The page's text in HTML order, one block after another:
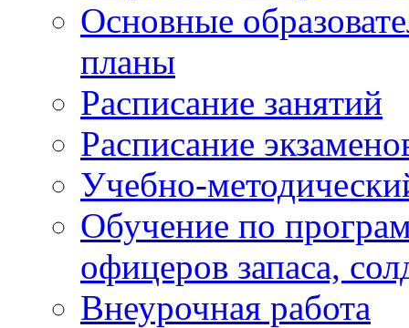
Основные
планы
Расписание занятий
Расписание
Учебно-
Обучение по
офицеров запаса,
Внеурочная работа